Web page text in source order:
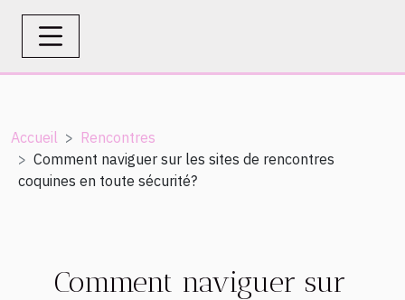
Accueil
Rencontres
Comment naviguer sur les sites de rencontres
coquines en toute sécurité?
Comment naviguer sur